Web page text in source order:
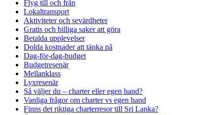
Flyg till och från
Lokaltransport
Aktiviteter och sevärdheter
Gratis och billiga saker att göra
Betalda upplevelser
Dolda kostnader att tänka på
Dag-för-dag-budget
Budgetresenär
Mellanklass
Lyxresenär
Så väljer du – charter eller egen hand?
Vanliga frågor om charter vs egen hand
Finns det riktiga charterresor till Sri Lanka?